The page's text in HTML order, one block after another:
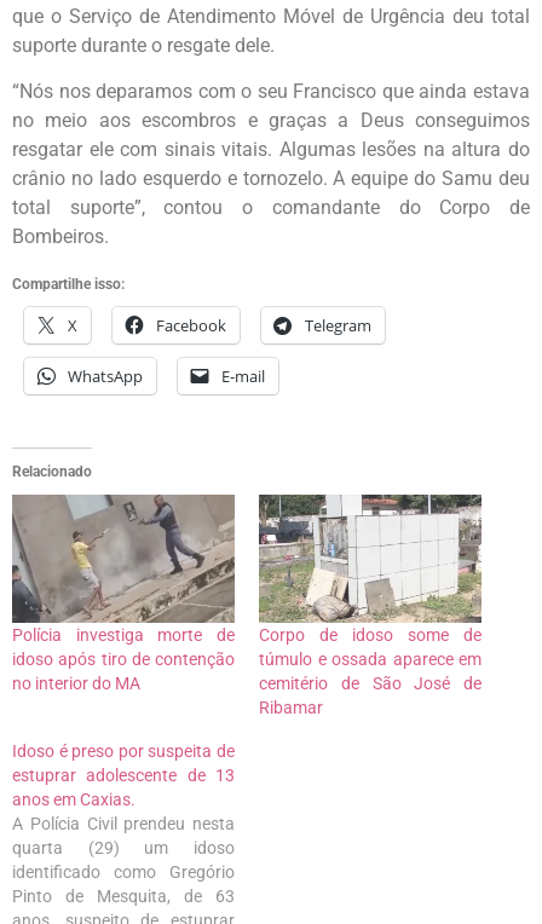
que o Serviço de Atendimento Móvel de Urgência deu total
suporte durante o resgate dele.
“Nós nos deparamos com o seu Francisco que ainda estava
no meio aos escombros e graças a Deus conseguimos
resgatar ele com sinais vitais. Algumas lesões na altura do
crânio no lado esquerdo e tornozelo. A equipe do Samu deu
total suporte”, contou o comandante do Corpo de
Bombeiros.
Compartilhe isso:
X Facebook Telegram
WhatsApp E-mail
Relacionado
Polícia investiga morte de
idoso após tiro de contenção
no interior do MA
Corpo de idoso some de
túmulo e ossada aparece em
cemitério de São José de
Ribamar
Idoso é preso por suspeita de
estuprar adolescente de 13
anos em Caxias.
A Polícia Civil prendeu nesta
quarta (29) um idoso
identificado como Gregório
Pinto de Mesquita, de 63
anos, suspeito de estuprar